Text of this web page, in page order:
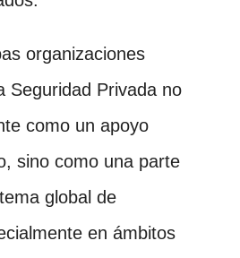
organizaciones
Seguridad Privada no
como un apoyo
sino como una parte
global de
en ámbitos